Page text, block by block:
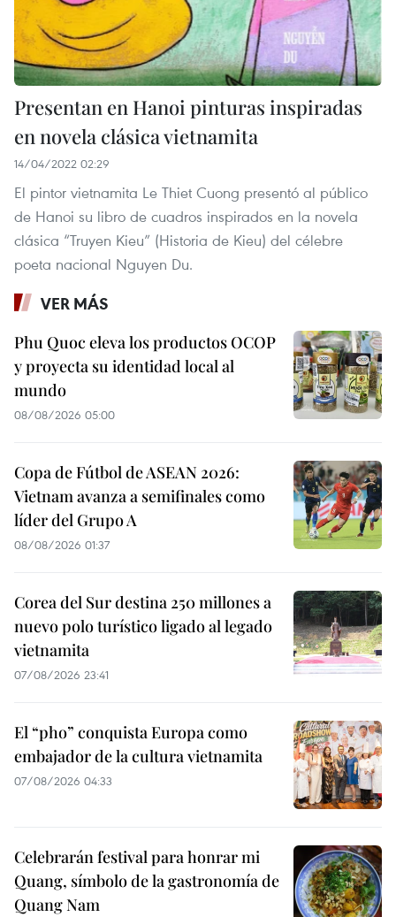
Presentan en Hanoi pinturas inspiradas
en novela clásica vietnamita
14/04/2022 02:29
El pintor vietnamita Le Thiet Cuong presentó al público
de Hanoi su libro de cuadros inspirados en la novela
clásica “Truyen Kieu” (Historia de Kieu) del célebre
poeta nacional Nguyen Du.
VER MÁS
Phu Quoc eleva los productos OCOP
y proyecta su identidad local al
mundo
08/08/2026 05:00
Copa de Fútbol de ASEAN 2026:
Vietnam avanza a semifinales como
líder del Grupo A
08/08/2026 01:37
Corea del Sur destina 250 millones a
nuevo polo turístico ligado al legado
vietnamita
07/08/2026 23:41
El “pho” conquista Europa como
embajador de la cultura vietnamita
07/08/2026 04:33
Celebrarán festival para honrar mi
Quang, símbolo de la gastronomía de
Quang Nam